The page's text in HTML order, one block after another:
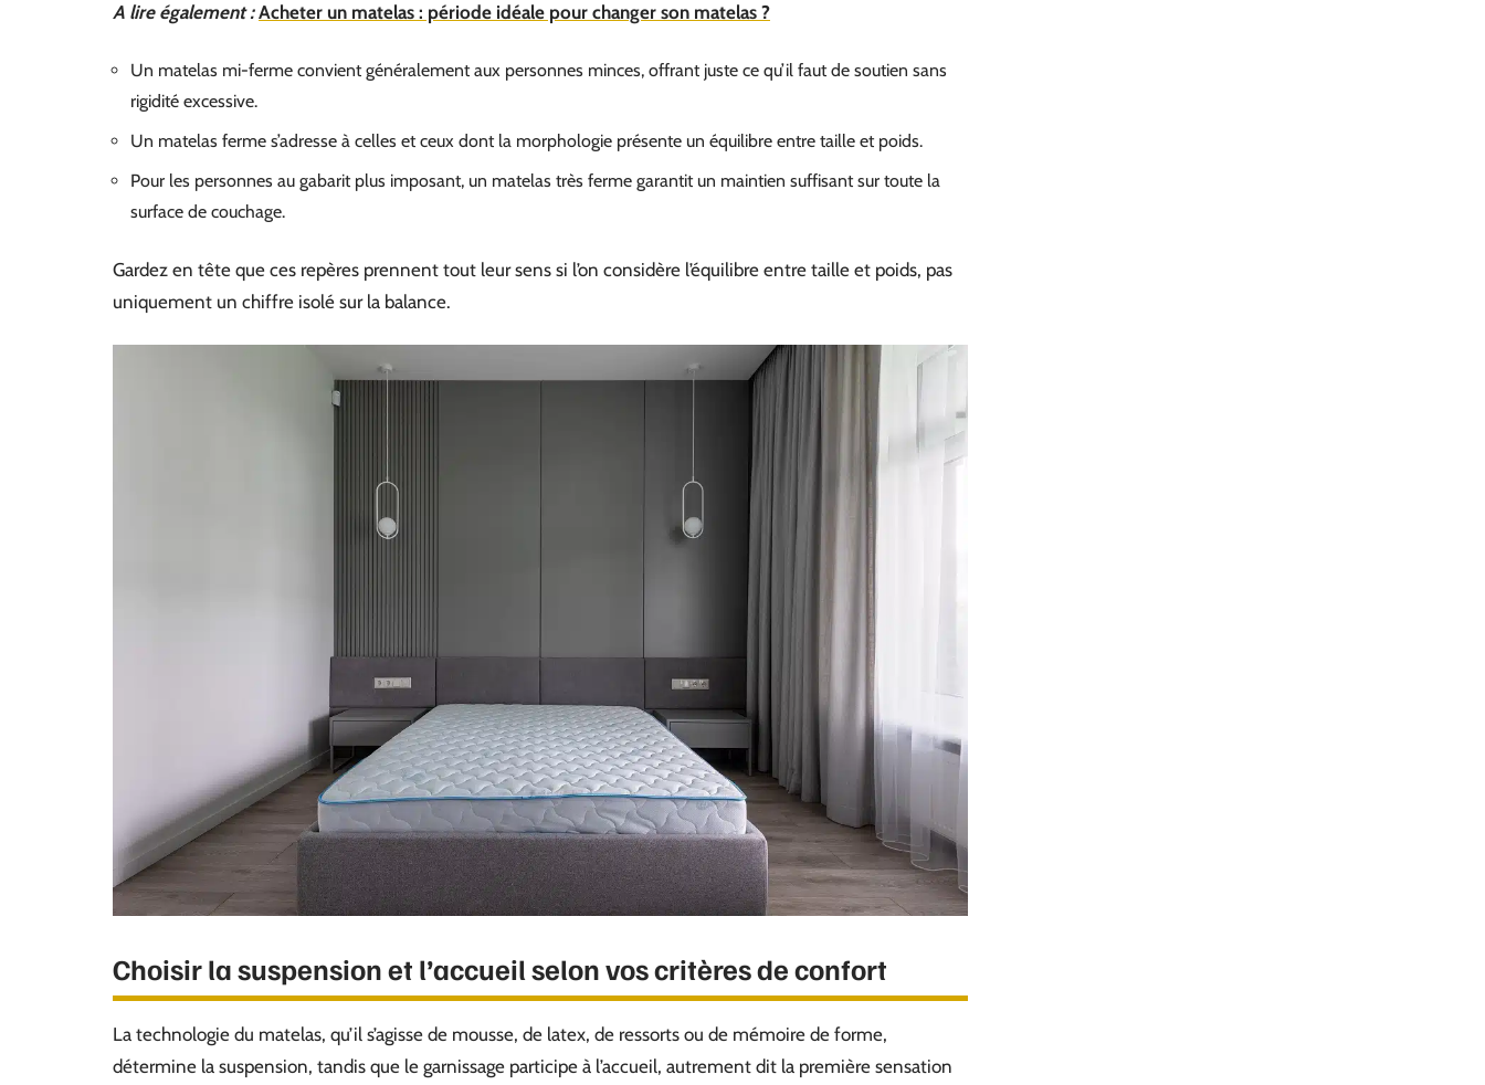
A lire également : Acheter un matelas : période idéale pour changer son matelas ?
Un matelas mi-ferme convient généralement aux personnes minces, offrant juste ce qu’il faut de soutien sans
rigidité excessive.
Un matelas ferme s’adresse à celles et ceux dont la morphologie présente un équilibre entre taille et poids.
Pour les personnes au gabarit plus imposant, un matelas très ferme garantit un maintien suffisant sur toute la
surface de couchage.
Gardez en tête que ces repères prennent tout leur sens si l’on considère l’équilibre entre taille et poids, pas
uniquement un chiffre isolé sur la balance.
Choisir la suspension et l’accueil selon vos critères de confort
La technologie du matelas, qu’il s’agisse de mousse, de latex, de ressorts ou de mémoire de forme,
détermine la suspension, tandis que le garnissage participe à l’accueil, autrement dit la première sensation